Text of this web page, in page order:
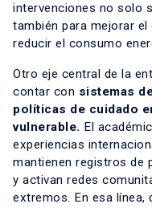
intervenciones no solo
también para mejorar
reducir el consumo
Otro eje central de la
contar con sistemas
políticas de cuidado
vulnerable. El
experiencias
mantienen registros de
y activan redes
extremos. En esa